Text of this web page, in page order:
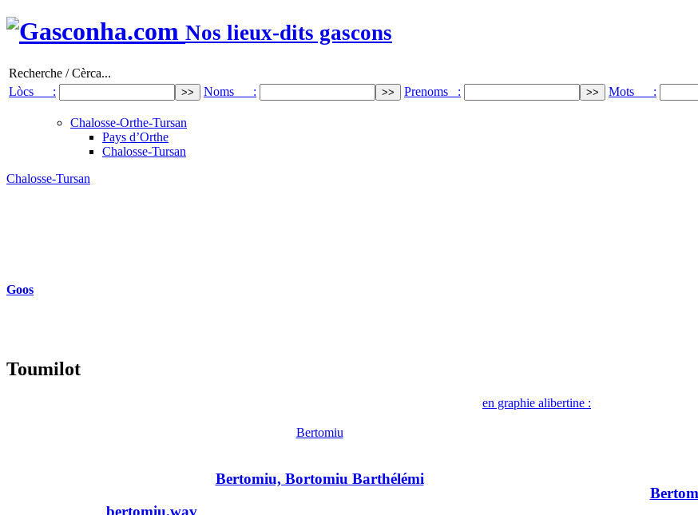
Nos lieux-dits gascons
Recherche / Cèrca...
Lòcs :
Noms : Prenoms : Mots :
Chalosse-Orthe-Tursan
Pays d’Orthe
Chalosse-Tursan
Chalosse-Tursan
Goos
Toumilot
en graphie alibertine :
Bertomiu
Bertomiu, Bortomiu Barthélémi
bertomiu.wav